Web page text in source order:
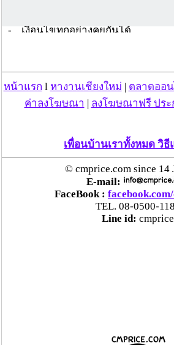
- เงื่อนไขทุกอย่างคุยกันได้
- เพียงทำตามสัญญาที่ตกลงกันไว้
- อนุมัติง่าย ไม่ยุ่งยาก ไม่วุ่นวาย โป
ทรัพย์ของท่าน
093 – 1308718 “แค่โทร
กรุณาโทรมาสอบถามโดยตรงนะคะ เ
หน้าแรก l หางานเชียงใหม่ | ตลาดออ
ค่าลงโฆษณา | ลงโฆษณาฟรี ประ
เพื่อนบ้านเราทั้งหมด วิธี
© cmprice.com since 14
E-mail:
FaceBook :
TEL. 08-0500-
Line id: cmprice